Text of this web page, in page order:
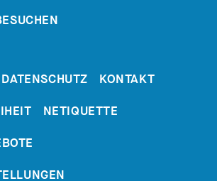
DATENSCHUTZ
KONTAKT
NETIQUETTE